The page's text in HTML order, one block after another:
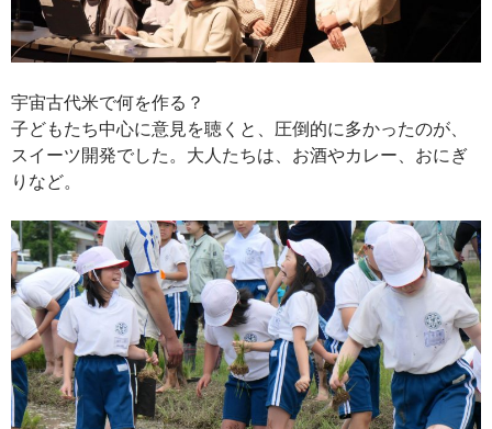
宇宙古代米で何を作る？
子どもたち中心に意見を聴くと、圧倒的に多かったのが、
スイーツ開発でした。大人たちは、お酒やカレー、おにぎ
りなど。